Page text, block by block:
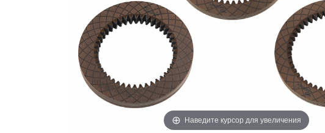
Наведите курсор для увеличения